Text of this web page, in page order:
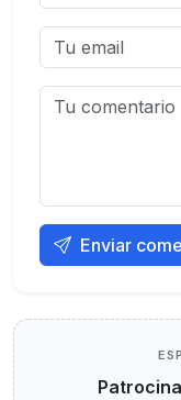
Enviar